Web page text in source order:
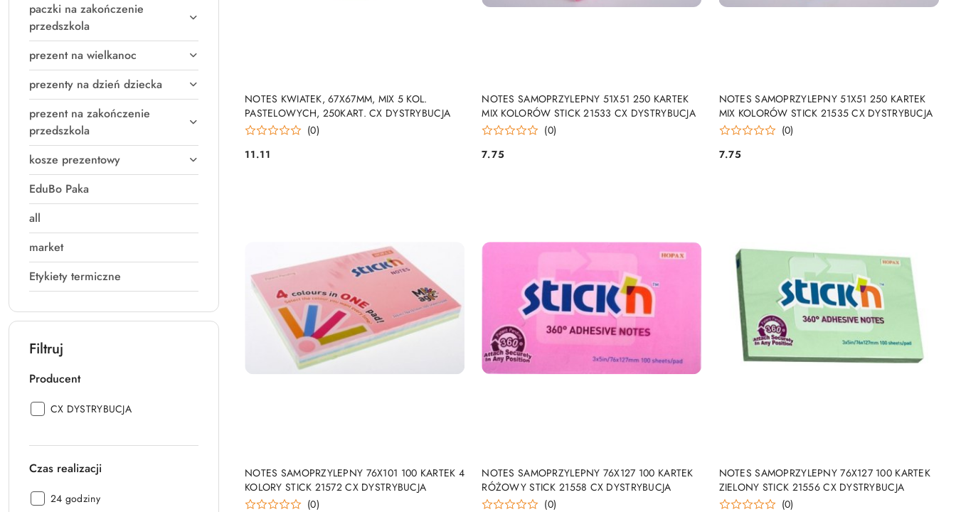
paczki na zakończenie
przedszkola
prezent na wielkanoc
prezenty na dzień dziecka
prezent na zakończenie
przedszkola
kosze prezentowy
EduBo Paka
all
market
Etykiety termiczne
Filtruj
Producent
Producent:
CX DYSTRYBUCJA
Czas realizacji
Czas
24 godziny
NOTES KWIATEK, 67X67MM, MIX 5 KOL.
PASTELOWYCH, 250KART. CX DYSTRYBUCJA
(0)
Cena:
11.11
PRODUKT NIEDOSTĘPNY
NOTES SAMOPRZYLEPNY 51X51 250 KARTEK
MIX KOLORÓW STICK 21533 CX DYSTRYBUCJA
(0)
Cena:
7.75
PRODUKT NIEDOSTĘPNY
NOTES SAMOPRZYLEPNY 51X51 250 KARTEK
MIX KOLORÓW STICK 21535 CX DYSTRYBUCJA
(0)
Cena:
7.75
PRODUKT NIEDOSTĘPNY
NOTES SAMOPRZYLEPNY 76X101 100 KARTEK 4
KOLORY STICK 21572 CX DYSTRYBUCJA
(0)
PRODUKT NIEDOSTĘPNY
NOTES SAMOPRZYLEPNY 76X127 100 KARTEK
RÓŻOWY STICK 21558 CX DYSTRYBUCJA
(0)
PRODUKT NIEDOSTĘPNY
NOTES SAMOPRZYLEPNY 76X127 100 KARTEK
ZIELONY STICK 21556 CX DYSTRYBUCJA
(0)
PRODUKT NIEDOSTĘPNY